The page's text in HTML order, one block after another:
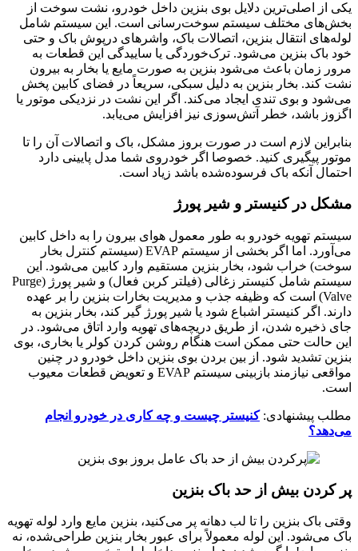
یکی از اصلی‌ترین دلایل بوی بنزین داخل خودرو، نشت سوخت از
بخش‌های مختلف سیستم سوخت‌رسانی است. این سیستم شامل
لوله‌های انتقال بنزین، اتصالات باک، واشرهای درپوش باک و حتی
خود باک بنزین می‌شود. ترک‌خوردگی یا ساییدگی این قطعات به
مرور زمان باعث می‌شود بنزین به صورت مایع یا بخار به بیرون
نشت کند. بخار بنزین به دلیل سبکی، سریعاً در فضای کابین پخش
می‌شود و بوی تندی ایجاد می‌کند. اگر این نشت در نزدیکی موتور یا
اگزوز باشد، خطر آتش‌سوزی نیز افزایش می‌یابد.
بنابراین لازم است در صورت بروز مشکل، باک و اتصالات آن را تا
موتور پیگیری کنید. خصوصا اگر خودروی شما مدل پایینی دارد
احتمال آنکه باک فرسوده‌شده باشد زیاد است.
مشکل در کنیستر و شیر پورژ
سیستم تهویه خودرو به طور معمول هوای بیرون را به داخل کابین
می‌آورد. اما اگر بخشی از سیستم EVAP (سیستم کنترل بخار
سوخت) خراب شود، بخار بنزین مستقیم وارد کابین می‌شود. این
سیستم شامل کنیستر زغالی (فیلتر کربن فعال) و شیر پورژ (Purge
Valve) است که وظیفه جذب و مدیریت بخارات بنزین را بر عهده
دارند. اگر کنیستر اشباع شود یا شیر پورژ گیر کند، بخار بنزین به
جای ذخیره شدن، از طریق دریچه‌های تهویه وارد اتاق می‌شود. در
این حالت حتی ممکن است هنگام روشن کردن کولر یا بخاری، بوی
بنزین تشدید شود. از بین بردن بوی بنزین داخل خودرو در چنین
مواقعی نیازمند بازبینی سیستم EVAP و تعویض قطعات معیوب
است.
مطلب پیشنهادی:کنیستر چیست و چه کاری در خودرو انجام
می‌دهد؟
پر کردن بیش از حد باک بنزین
وقتی باک بنزین را تا لب دهانه پر می‌کنید، بنزین مایع وارد لوله تهویه
باک می‌شود. این لوله معمولاً برای عبور بخار بنزین طراحی‌شده، نه